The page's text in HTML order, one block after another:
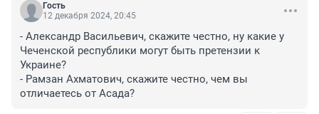
Гость
12 декабря 2024, 20:45
- Александр Васильевич, скажите честно, ну какие у
Чеченской республики могут быть претензии к
Украине?
- Рамзан Ахматович, скажите честно, чем вы
отличаетесь от Асада?